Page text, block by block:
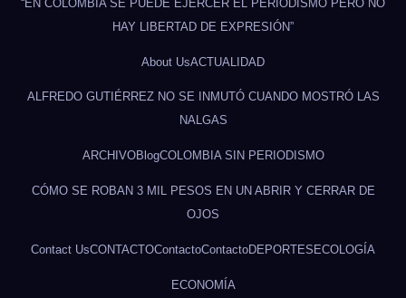
“EN COLOMBIA SE PUEDE EJERCER EL PERIODISMO PERO NO
HAY LIBERTAD DE EXPRESIÓN”
About UsACTUALIDAD
ALFREDO GUTIÉRREZ NO SE INMUTÓ CUANDO MOSTRÓ LAS
NALGAS
ARCHIVOBlogCOLOMBIA SIN PERIODISMO
CÓMO SE ROBAN 3 MIL PESOS EN UN ABRIR Y CERRAR DE
OJOS
Contact UsCONTACTOContactoContactoDEPORTES ECOLOGÍA
ECONOMÍA